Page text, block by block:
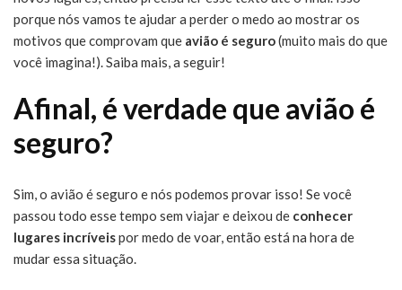
porque nós vamos te ajudar a perder o medo ao mostrar os
motivos que comprovam que avião é seguro(muito mais do que
você imagina!). Saiba mais, a seguir!
Afinal, é verdade que avião é
seguro?
Sim, o avião é seguro e nós podemos provar isso! Se você
passou todo esse tempo sem viajar e deixou de conhecer
lugares incríveispor medo de voar, então está na hora de
mudar essa situação.